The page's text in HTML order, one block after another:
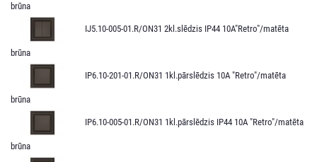
brūna
IJ5.10-005-01.R/ON31 2kl.slēdzis IP44 10A"Retro"/matēta
brūna
IP6.10-201-01.R/ON31 1kl.pārslēdzis 10A "Retro"/matēta
brūna
IP6.10-005-01.R/ON31 1kl.pārslēdzis IP44 10A "Retro"/matēta
brūna